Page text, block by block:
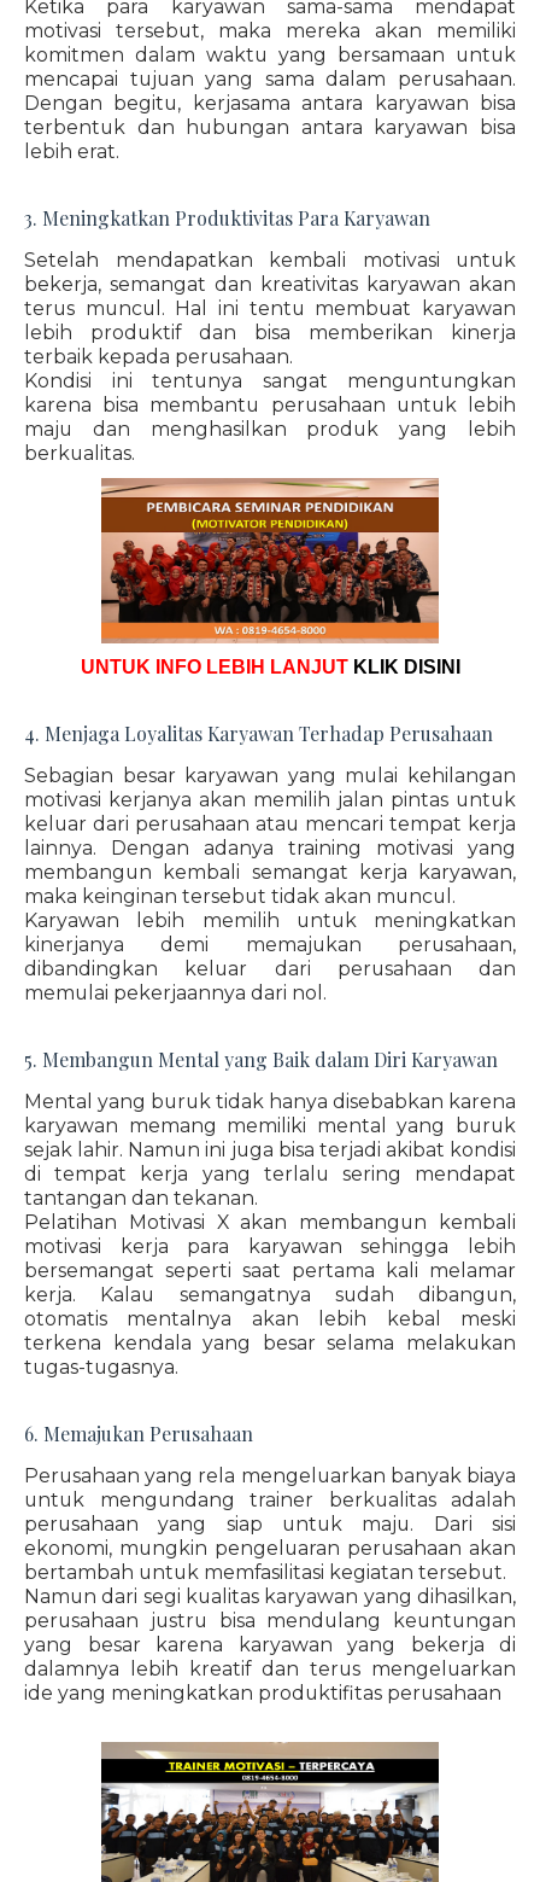
Ketika para karyawan sama-sama mendapat
motivasi tersebut, maka mereka akan memiliki
komitmen dalam waktu yang bersamaan untuk
mencapai tujuan yang sama dalam perusahaan.
Dengan begitu, kerjasama antara karyawan bisa
terbentuk dan hubungan antara karyawan bisa
lebih erat.
3. Meningkatkan Produktivitas Para Karyawan
Setelah mendapatkan kembali motivasi untuk
bekerja, semangat dan kreativitas karyawan akan
terus muncul. Hal ini tentu membuat karyawan
lebih produktif dan bisa memberikan kinerja
terbaik kepada perusahaan.
Kondisi ini tentunya sangat menguntungkan
karena bisa membantu perusahaan untuk lebih
maju dan menghasilkan produk yang lebih
berkualitas.
UNTUK INFO LEBIH LANJUT KLIK DISINI
4. Menjaga Loyalitas Karyawan Terhadap Perusahaan
Sebagian besar karyawan yang mulai kehilangan
motivasi kerjanya akan memilih jalan pintas untuk
keluar dari perusahaan atau mencari tempat kerja
lainnya. Dengan adanya training motivasi yang
membangun kembali semangat kerja karyawan,
maka keinginan tersebut tidak akan muncul.
Karyawan lebih memilih untuk meningkatkan
kinerjanya demi memajukan perusahaan,
dibandingkan keluar dari perusahaan dan
memulai pekerjaannya dari nol.
5. Membangun Mental yang Baik dalam Diri Karyawan
Mental yang buruk tidak hanya disebabkan karena
karyawan memang memiliki mental yang buruk
sejak lahir. Namun ini juga bisa terjadi akibat kondisi
di tempat kerja yang terlalu sering mendapat
tantangan dan tekanan.
Pelatihan Motivasi X akan membangun kembali
motivasi kerja para karyawan sehingga lebih
bersemangat seperti saat pertama kali melamar
kerja. Kalau semangatnya sudah dibangun,
otomatis mentalnya akan lebih kebal meski
terkena kendala yang besar selama melakukan
tugas-tugasnya.
6. Memajukan Perusahaan
Perusahaan yang rela mengeluarkan banyak biaya
untuk mengundang trainer berkualitas adalah
perusahaan yang siap untuk maju. Dari sisi
ekonomi, mungkin pengeluaran perusahaan akan
bertambah untuk memfasilitasi kegiatan tersebut.
Namun dari segi kualitas karyawan yang dihasilkan,
perusahaan justru bisa mendulang keuntungan
yang besar karena karyawan yang bekerja di
dalamnya lebih kreatif dan terus mengeluarkan
ide yang meningkatkan produktifitas perusahaan